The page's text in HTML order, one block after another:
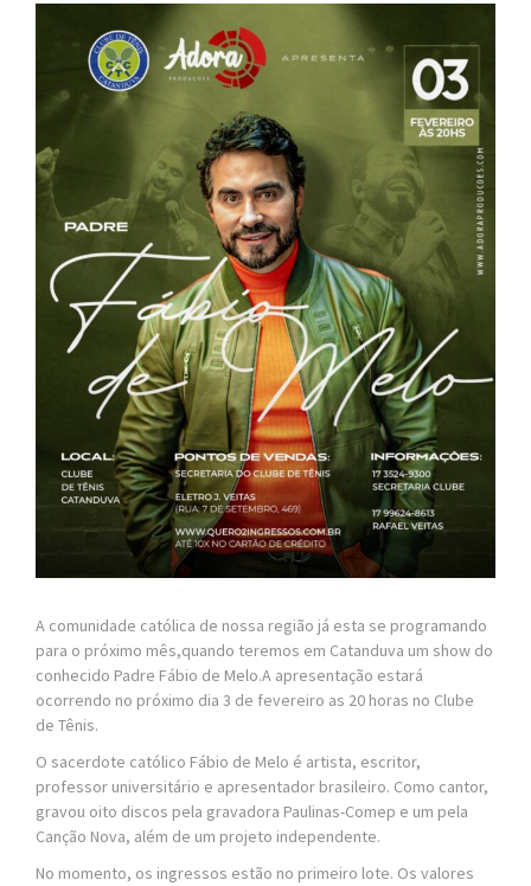
A comunidade católica de nossa região já esta se programando
para o próximo mês,quando teremos em Catanduva um show do
conhecido Padre Fábio de Melo.A apresentação estará
ocorrendo no próximo dia 3 de fevereiro as 20 horas no Clube
de Tênis.
O sacerdote católico Fábio de Melo é artista, escritor,
professor universitário e apresentador brasileiro. Como cantor,
gravou oito discos pela gravadora Paulinas-Comep e um pela
Canção Nova, além de um projeto independente.
No momento, os ingressos estão no primeiro lote. Os valores